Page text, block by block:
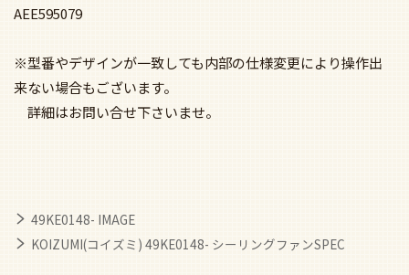
AEE595079
※型番やデザインが一致しても内部の仕様変更により操作出
来ない場合もございます。
詳細はお問い合せ下さいませ。
49KE0148- IMAGE
KOIZUMI(コイズミ) 49KE0148- シーリングファンSPEC